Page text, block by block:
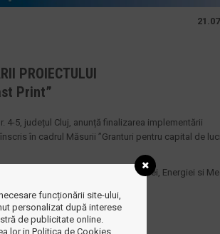
PROIECTULUI
Print”
4-5, județul Cluj, anunță finalizarea implementării
în cadrul Măsurii ”Granturi pentru capital de
de finanțare cu Ministerul Economiei, Energiei si
funcționării site-ului,
personalizat după interese
de publicitate online.
lor in Politica de Cookies.